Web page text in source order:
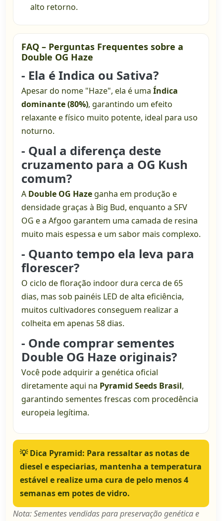
alto retorno.
FAQ – Perguntas Frequentes sobre a
Double OG Haze
- Ela é Indica ou Sativa?
Apesar do nome "Haze", ela é uma Índica
dominante (80%), garantindo um efeito
relaxante e físico muito potente, ideal para uso
noturno.
- Qual a diferença deste
cruzamento para a OG Kush
comum?
A Double OG Haze ganha em produção e
densidade graças à Big Bud, enquanto a SFV
OG e a Afgoo garantem uma camada de resina
muito mais espessa e um sabor mais complexo.
- Quanto tempo ela leva para
florescer?
O ciclo de floração indoor dura cerca de 65
dias, mas sob painéis LED de alta eficiência,
muitos cultivadores conseguem realizar a
colheita em apenas 58 dias.
- Onde comprar sementes
Double OG Haze originais?
Você pode adquirir a genética oficial
diretamente aqui na Pyramid Seeds Brasil,
garantindo sementes frescas com procedência
europeia legítima.
💡Dica Pyramid: Para ressaltar as notas de
diesel e especiarias, mantenha a temperatura
estável e realize uma cura de pelo menos 4
semanas em potes de vidro.
Nota: Sementes vendidas para preservação genética e